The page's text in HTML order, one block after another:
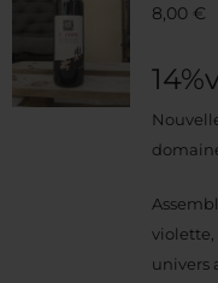
8,00 €
violette,
univers